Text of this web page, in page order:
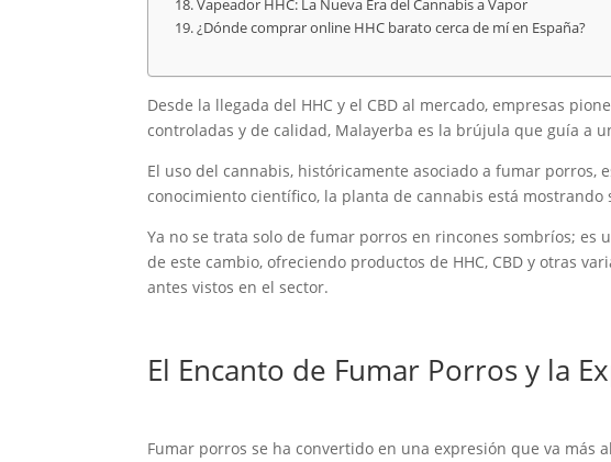
Vapeador HHC: La Nueva Era del Cannabis a Vapor
¿Dónde comprar online HHC barato cerca de mí en España?
Desde la llegada del HHC y el CBD al mercado, empresas
controladas y de calidad, Malayerba es la brújula que guía a
El uso del cannabis, históricamente asociado a fumar
conocimiento científico, la planta de cannabis está
Ya no se trata solo de fumar porros en rincones sombríos;
de este cambio, ofreciendo productos de HHC, CBD y otras
antes vistos en el sector.
El Encanto de Fumar Porros y la
Fumar porros se ha convertido en una expresión que va